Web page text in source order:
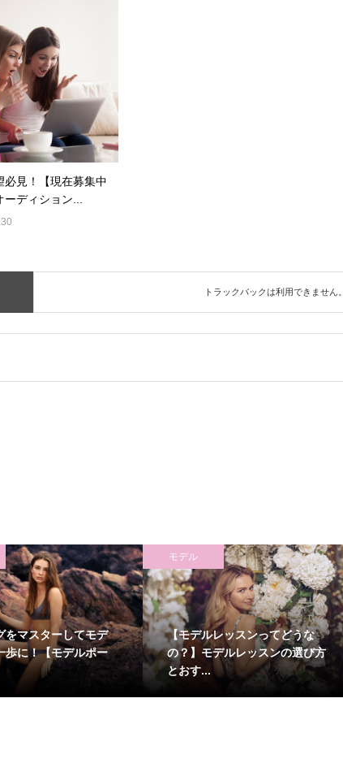
必見！【現在募集中
ディション...
トラックバックは利用できません。
をマスターしてモデ
歩に！【モデルポー
モデル
【モデルレッスンってどうな
の？】モデルレッスンの選び方
とおす...